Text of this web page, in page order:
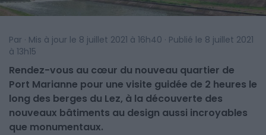
Par · Mis à jour le 8 juillet 2021 à 16h40 · Publié le 8 juillet 2021
à 13h15
Rendez-vous au cœur du nouveau quartier de
Port Marianne pour une visite guidée de 2 heures le
long des berges du Lez, à la découverte des
nouveaux bâtiments au design aussi incroyables
que monumentaux.